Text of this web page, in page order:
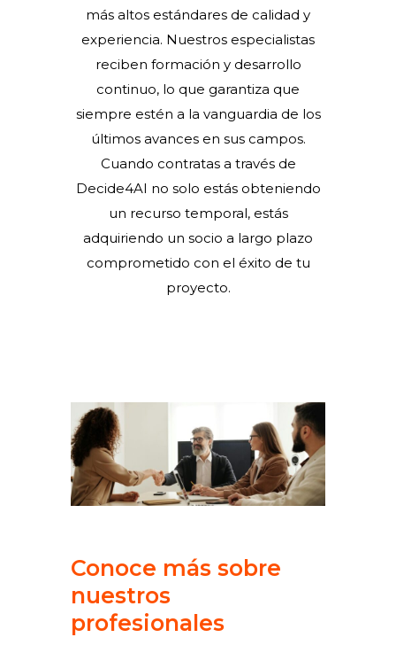
más altos estándares de calidad y
experiencia. Nuestros especialistas
reciben formación y desarrollo
continuo, lo que garantiza que
siempre estén a la vanguardia de los
últimos avances en sus campos.
Cuando contratas a través de
Decide4AI no solo estás obteniendo
un recurso temporal, estás
adquiriendo un socio a largo plazo
comprometido con el éxito de tu
proyecto.
Conoce más sobre
nuestros
profesionales